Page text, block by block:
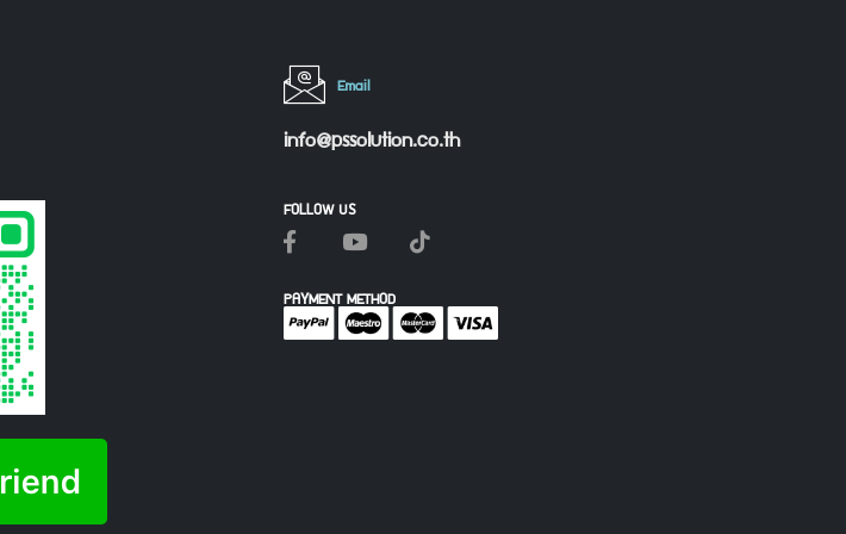
Email
info@pssolution.co.th
FOLLOW US
PAYMENT METHOD